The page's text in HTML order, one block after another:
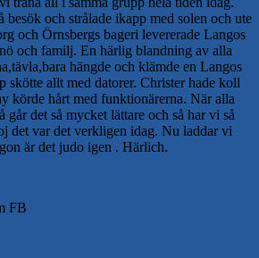
besök och strålade ikapp med solen och ute
och Örnsbergs bageri levererade Langos
och familj. En härlig blandning av alla
hängde och klämde en Langos
skötte allt med datorer. Christer hade koll
körde hårt med funktionärerna. När alla
går det så mycket lättare och så har vi så
det var det verkligen idag. Nu laddar vi
är det judo igen . Härlich.
FB